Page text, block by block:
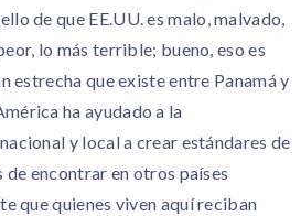
de que EE.UU. es malo, malvado,
lo más terrible; bueno, eso es
estrecha que existe entre Panamá y
ha ayudado a la
y local a crear estándares de
encontrar en otros países
que quienes viven aquí reciban